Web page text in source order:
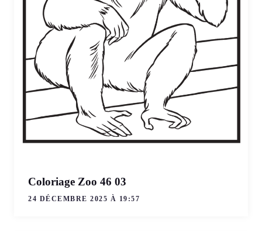
Coloriage Zoo 46 03
24 DÉCEMBRE 2025 À 19:57